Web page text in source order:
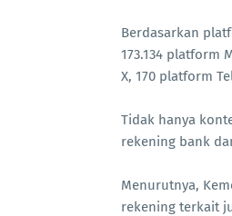
Berdasarkan
173.134 platform
X, 170 platform
Tidak hanya
rekening bank
Menurutnya,
rekening terkait